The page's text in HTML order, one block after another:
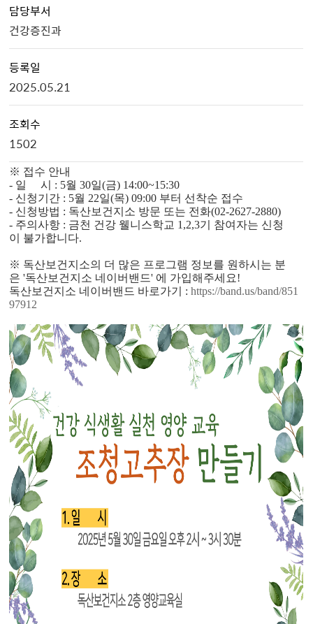
담당부서
건강증진과
등록일
2025.05.21
조회수
1502
※ 접수 안내
- 일 시 : 5월 30일(금) 14:00~15:30
- 신청기간 : 5월 22일(목) 09:00 부터 선착순 접수
- 신청방법 : 독산보건지소 방문 또는 전화(02-2627-2880)
- 주의사항 : 금천 건강 웰니스학교 1,2,3기 참여자는 신청
이 불가합니다.
※ 독산보건지소의 더 많은 프로그램 정보를 원하시는 분
은 '독산보건지소 네이버밴드' 에 가입해주세요!
독산보건지소 네이버밴드 바로가기 :https://band.us/band/851
97912